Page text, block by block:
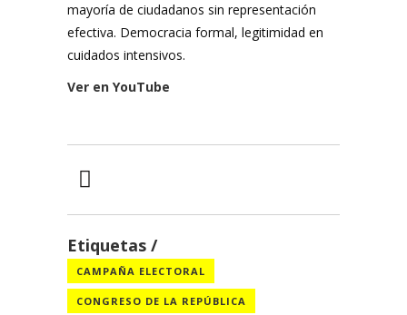
mayoría de ciudadanos sin representación
efectiva. Democracia formal, legitimidad en
cuidados intensivos.
Ver en YouTube
Etiquetas
CAMPAÑA ELECTORAL
CONGRESO DE LA REPÚBLICA